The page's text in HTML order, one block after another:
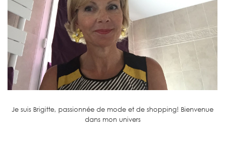
Je suis Brigitte, passionnée de mode et de shopping! Bienvenue
dans mon univers